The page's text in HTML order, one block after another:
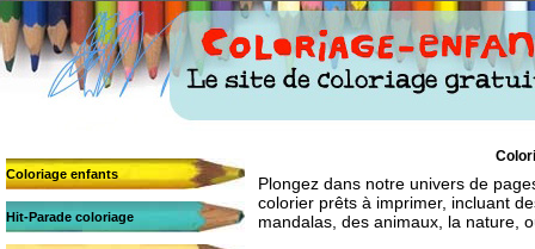
Coloriage enfants
Hit-Parade coloriage
Plongez dans notre univers de
colorier prêts à imprimer, incluant
mandalas, des animaux, la nature,